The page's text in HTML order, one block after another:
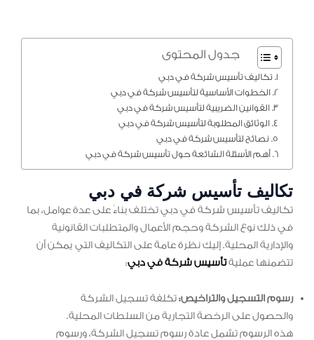
جدول المحتوى
تكاليف تأسيس شركة في دبي
الخطوات الأساسية لتأسيس شركة في دبي
القوانين الضريبية لتأسيس شركة في دبي
الوثائق المطلوبة لتأسيس شركة في دبي
نصائح لتأسيس شركة في دبي
أهم الأسئلة الشائعة حول تأسيس شركة في دبي
تكاليف تأسيس شركة في دبي
تكاليف تأسيس شركة في دبي تختلف بناءً على عدة عوامل، بما
في ذلك نوع الشركة وحجم الأعمال والمتطلبات القانونية
والإدارية المحلية. إليك نظرة عامة على التكاليف التي يمكن أن
تتضمنها عمليةتأسيس شركة في دبي:
رسوم التسجيل والتراخيص:تكلفة تسجيل الشركة
والحصول على الرخصة التجارية من السلطات المحلية.
هذه الرسوم تشمل عادة رسوم تسجيل الشركة، ورسوم